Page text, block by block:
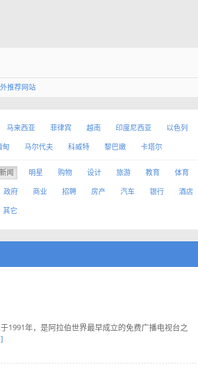
推荐网站
马来西亚 菲律宾 越南 印度尼西亚
以色列
甸 马尔代夫 科威特 黎巴嫩 卡塔尔
新闻 明星 购物 设计 旅游 教育
体育
政府 商业 招聘 房产 汽车 银行
酒店
其它
1991年，是阿拉伯世界最早成立的免费广播电视台之